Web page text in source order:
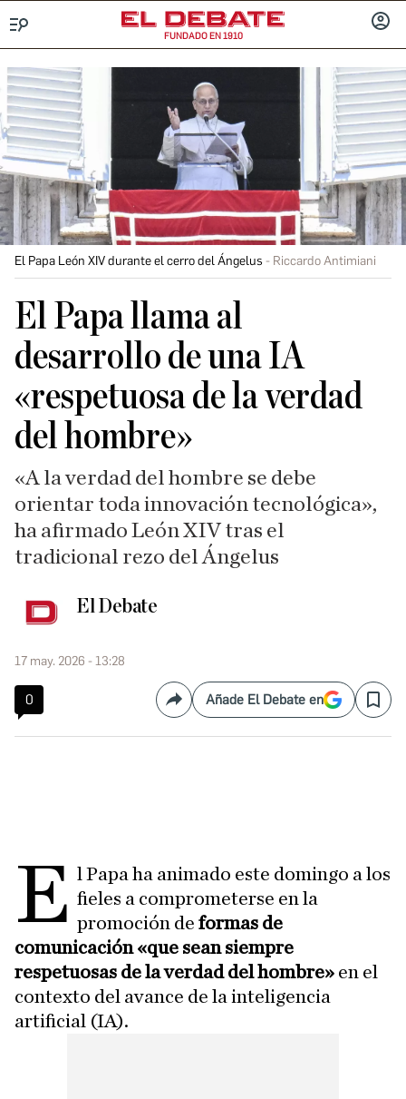
FUNDADO EN 1910
El Papa León XIV durante el cerro del Ángelus Riccardo Antimiani
El Papa llama al
desarrollo de una IA
«respetuosa de la verdad
del hombre»
«A la verdad del hombre se debe
orientar toda innovación tecnológica»,
ha afirmado León XIV tras el
tradicional rezo del Ángelus
El Debate
17 may. 2026 - 13:28
0 CompartirAñade El Debate en Save
E l Papa ha animado este domingo a los
fieles a comprometerse en la
promoción deformas de
comunicación «que sean siempre
respetuosas de la verdad del hombre» en el
contexto del avance de la inteligencia
artificial (IA).